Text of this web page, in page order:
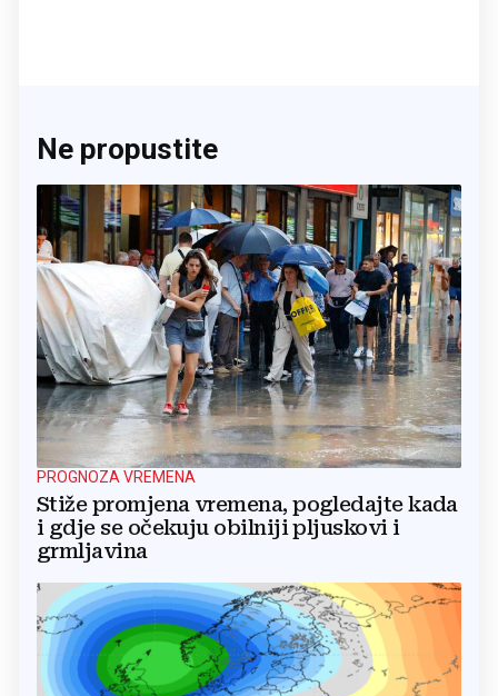
Ne propustite
PROGNOZA VREMENA
Stiže promjena vremena, pogledajte kada
i gdje se očekuju obilniji pljuskovi i
grmljavina